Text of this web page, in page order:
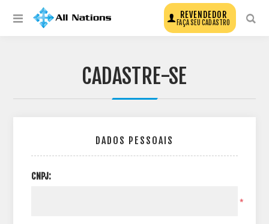
REVENDEDOR
FAÇA SEU CADASTRO
CADASTRE-SE
DADOS PESSOAIS
CNPJ:
*